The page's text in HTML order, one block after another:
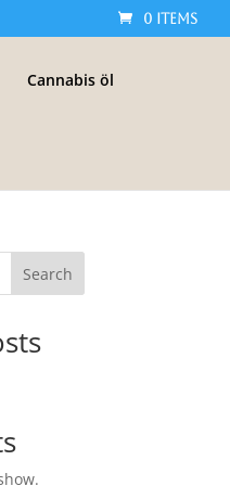
0 Items
Cannabis öl
Search